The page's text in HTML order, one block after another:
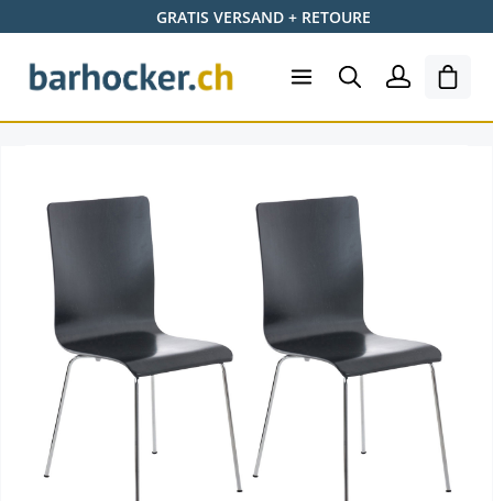
Zum Hauptinhalt springenGRATIS VERSAND + RETOURE